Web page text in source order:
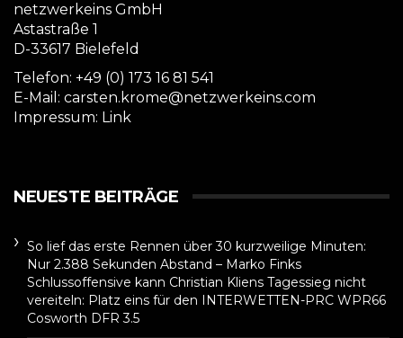
netzwerkeins GmbH
Astastraße 1
D-33617 Bielefeld
Telefon: +49 (0) 173 16 81 541
E-Mail: carsten.krome@netzwerkeins.com
Impressum: Link
NEUESTE BEITRÄGE
So lief das erste Rennen über 30 kurzweilige Minuten:
Nur 2.388 Sekunden Abstand – Marko Finks
Schlussoffensive kann Christian Kliens Tagessieg nicht
vereiteln: Platz eins für den INTERWETTEN-PRC WPR66
Cosworth DFR 3.5